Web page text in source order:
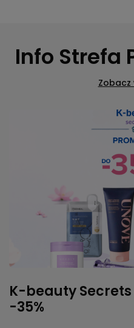
Info Strefa
Zobacz
K-beauty
-35%